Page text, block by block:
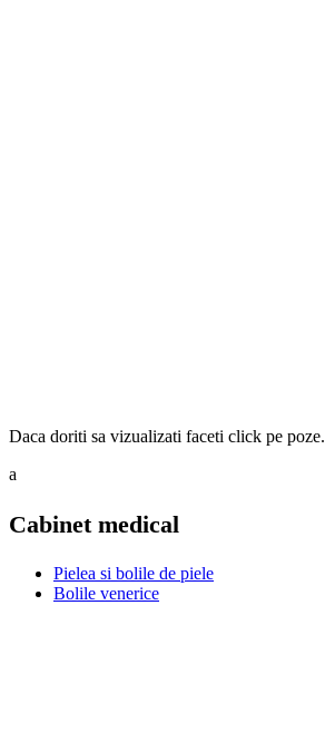
Daca doriti sa vizualizati faceti click pe poze.
a
Cabinet medical
Pielea si bolile de piele
Bolile venerice